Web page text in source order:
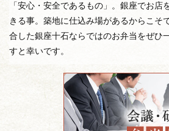
「安心・安全であるもの」。銀座でお店
きる事。築地に仕込み場があるからこそ
合した銀座十石ならではのお弁当をぜひ
すと幸いです。